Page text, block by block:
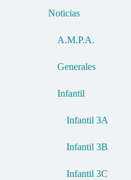
Noticias
A.M.P.A.
Generales
Infantil
Infantil 3A
Infantil 3B
Infantil 3C